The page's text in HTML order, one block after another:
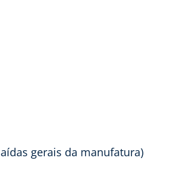
gerais da manufatura)